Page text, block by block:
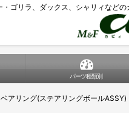
ゴリラ、ダックス、シャリィなど
パーツ種類別
ベアリング(ステアリングボールASSY)